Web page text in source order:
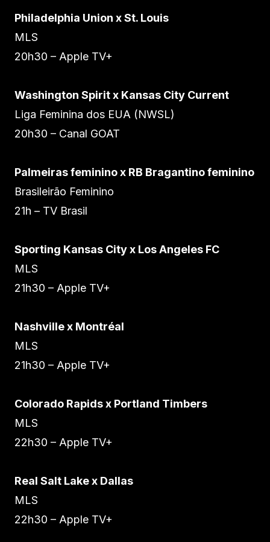
Philadelphia Union x St. Louis
MLS
20h30 – Apple TV+
Washington Spirit x Kansas City Current
Liga Feminina dos EUA (NWSL)
20h30 – Canal GOAT
Palmeiras feminino x RB Bragantino feminino
Brasileirão Feminino
21h – TV Brasil
Sporting Kansas City x Los Angeles FC
MLS
21h30 – Apple TV+
Nashville x Montréal
MLS
21h30 – Apple TV+
Colorado Rapids x Portland Timbers
MLS
22h30 – Apple TV+
Real Salt Lake x Dallas
MLS
22h30 – Apple TV+